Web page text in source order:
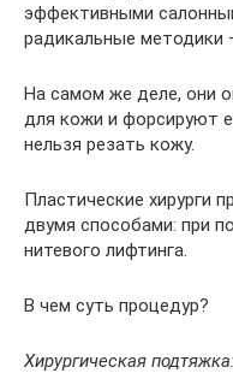
эффективными
радикальные методики
На самом же деле, они
для кожи и форсируют
нельзя резать кожу.
Пластические хирурги
двумя способами: при
нитевого лифтинга.
В чем суть процедур?
Хирургическая подтяжка: